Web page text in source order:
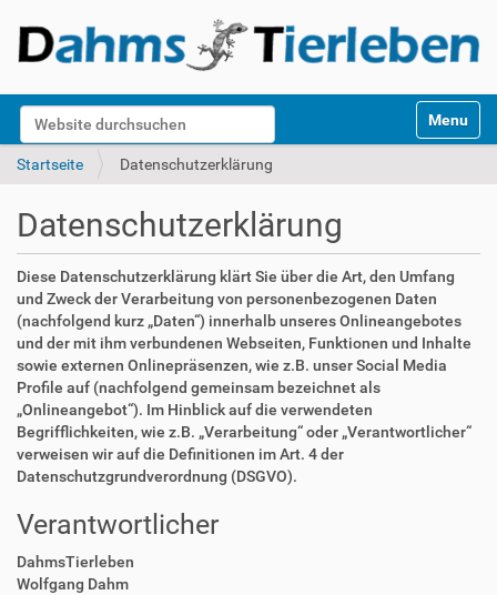
Website durchsuchen
k
Toggle
Startseite Datenschutzerklärung
Datenschutzerklärung
Diese Datenschutzerklärung klärt Sie über die Art, den Umfang
und Zweck der Verarbeitung von personenbezogenen Daten
(nachfolgend kurz „Daten“) innerhalb unseres Onlineangebotes
und der mit ihm verbundenen Webseiten, Funktionen und Inhalte
sowie externen Onlinepräsenzen, wie z.B. unser Social Media
Profile auf (nachfolgend gemeinsam bezeichnet als
„Onlineangebot“). Im Hinblick auf die verwendeten
Begrifflichkeiten, wie z.B. „Verarbeitung“ oder „Verantwortlicher“
verweisen wir auf die Definitionen im Art. 4 der
Datenschutzgrundverordnung (DSGVO).
Verantwortlicher
DahmsTierleben
Wolfgang Dahm